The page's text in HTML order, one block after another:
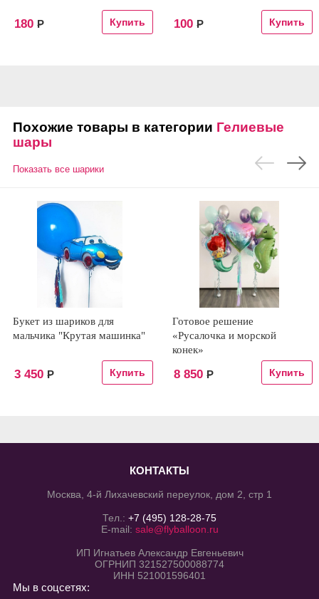
180 Р 100 Р
Похожие товары в категории Гелиевые
шары
Показать все шарики
Букет из шариков для
мальчика "Крутая машинка"
3 450 Р
Готовое решение
«Русалочка и морской
конек»
8 850 Р
КОНТАКТЫ
Москва, 4-й Лихачевский переулок, дом 2, стр 1
Тел.: +7 (495) 128-28-75
E-mail: sale@flyballoon.ru
ИП Игнатьев Александр Евгеньевич
ОГРНИП 321527500088774
ИНН 521001596401
Мы в соцсетях: